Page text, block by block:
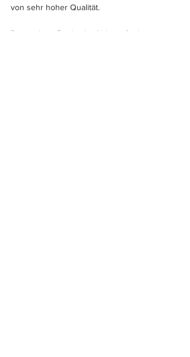
von sehr hoher Qualität.
Die nächste Bankovky Auktion findet